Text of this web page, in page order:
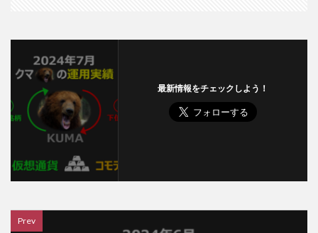
最新情報をチェックしよう！
Prev